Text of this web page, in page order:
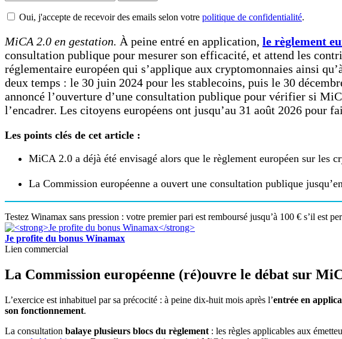
Oui, j'accepte de recevoir des emails selon votre politique de confidentialité.
MiCA 2.0 en gestation. À peine entré en application, le règlement
consultation publique pour mesurer son efficacité, et attend les
réglementaire européen qui s’applique aux cryptomonnaies ainsi
deux temps : le 30 juin 2024 pour les stablecoins, puis le 30
annoncé l’ouverture d’une consultation publique pour vérifier si
l’encadrer. Les citoyens européens ont jusqu’au 31 août 2026 pour
Les points clés de cet article :
MiCA 2.0 a déjà été envisagé alors que le règlement européen sur les
La Commission européenne a ouvert une consultation publique
Testez Winamax sans pression : votre premier pari est remboursé jusqu’à 100 € s’il
Je profite du bonus Winamax
Lien commercial
La Commission européenne (ré)ouvre le débat sur
L’exercice est inhabituel par sa précocité : à peine dix-huit mois après l’entrée en
son fonctionnement.
La consultation balaye plusieurs blocs du règlement : les règles applicables aux